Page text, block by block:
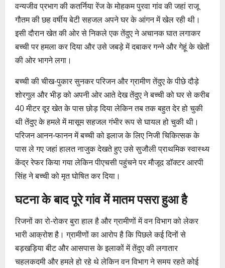
वन्यजीव प्रभाग की कतर्निया रेंज के मोहकम पुरवा गांव की जहां राजू
गौतम की छह वर्षीय बेटी सहजल अपने घर के आंगन में खेल रही थी।
इसी दौरान खेत की ओर से निकले एक तेंदुए ने अचानक घात लगाकर
बच्ची पर हमला कर दिया और उसे जबड़े में दबाकर गन्ने और गेहूं के खेतों
की ओर भागने लगा।
बच्ची की चीख-पुकार सुनकर परिजन और ग्रामीण तेंदुए के पीछे दौड़े
शोरगुल और भीड़ को अपनी ओर आते देख तेंदुए ने बच्ची को घर से करीब
40 मीटर दूर खेत के पास छोड़ दिया लेकिन तब तक बहुत देर हो चुकी
थी तेंदुए के हमले में मासूम सहजल गंभीर रूप से घायल हो चुकी थी।
परिजन आनन-फानन में बच्ची को इलाज के लिए निजी चिकित्सक के
पास ले गए जहां हालत नाजुक देखते हुए उसे सुजौली प्राथमिक स्वास्थ्य
केंद्र रेफर किया गया लेकिन पीएचसी पहुंचने पर मौजूद डॉक्टर आरपी
सिंह ने बच्ची को मृत घोषित कर दिया।
घटना के बाद पूरे गांव में मातम पसरा हुआ है
रिजनों का रो-रोकर बुरा हाल है और ग्रामीणों में वन विभाग को लेकर
भारी आक्रोश है। ग्रामीणों का आरोप है कि पिछले कई दिनों से
बड़खड़िया बीट और आसपास के इलाकों में तेंदुए की लगातार
चहलकदमी और हमले हो रहे थे लेकिन वन विभाग ने समय रहते कोई